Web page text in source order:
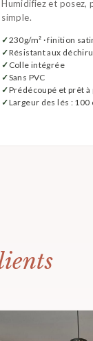
Humidifiez et posez,
simple.
230g/m² · finition
Résistant aux
Colle intégrée
Sans PVC
Prédécoupé et prêt à
Largeur des lés : 100